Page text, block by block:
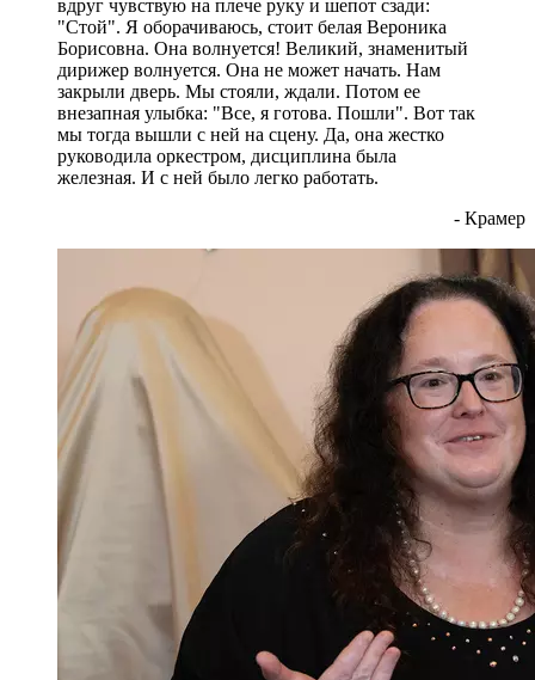
вдруг чувствую на плече руку и шепот сзади:
"Стой". Я оборачиваюсь, стоит белая Вероника
Борисовна. Она волнуется! Великий, знаменитый
дирижер волнуется. Она не может начать. Нам
закрыли дверь. Мы стояли, ждали. Потом ее
внезапная улыбка: "Все, я готова. Пошли". Вот так
мы тогда вышли с ней на сцену. Да, она жестко
руководила оркестром, дисциплина была
железная. И с ней было легко работать.
- Крамер